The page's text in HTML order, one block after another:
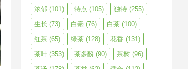
浓郁 (101) 特点 (105) 独特 (255)
生长 (73) 白毫 (76) 白茶 (100)
红茶 (65) 绿茶 (128) 花香 (131)
茶叶 (353) 茶多酚 (90) 茶树 (96)